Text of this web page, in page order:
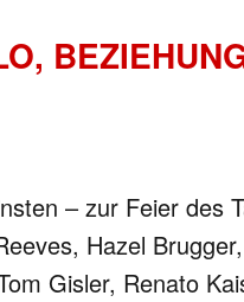
– zur Feier des
Hazel
Gisler, Renato